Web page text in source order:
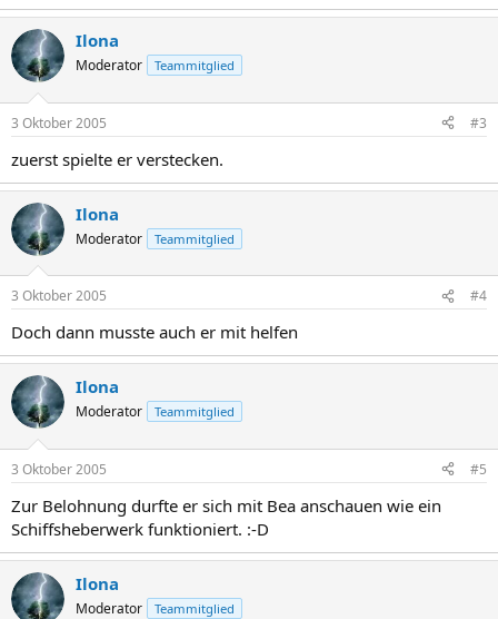
Ilona
Moderator Teammitglied
3 Oktober 2005 #3
zuerst spielte er verstecken.
Ilona
Moderator Teammitglied
3 Oktober 2005 #4
Doch dann musste auch er mit helfen
Ilona
Moderator Teammitglied
3 Oktober 2005 #5
Zur Belohnung durfte er sich mit Bea anschauen wie ein
Schiffsheberwerk funktioniert. :-D
Ilona
Moderator Teammitglied